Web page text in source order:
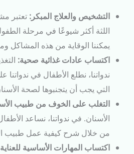
التشخيص والعلاج المبكر: تعتبر
اللثة أكثر شيوعًا في مرحلة
يمكننا الوقاية من هذه المشاكل
اكتساب عادات غذائية صحية:
ندواتنا، نطلع الأطفال في
التي يجب أن يتجنبوها لصحة
التغلب على الخوف من طبيب
الأسنان. في ندواتنا، نساعد
من خلال شرح كيفية عمل طبيب
اكتساب المهارات الأساسية